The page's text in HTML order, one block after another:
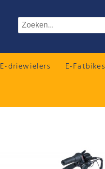
E-driewielers E-Fatbikes